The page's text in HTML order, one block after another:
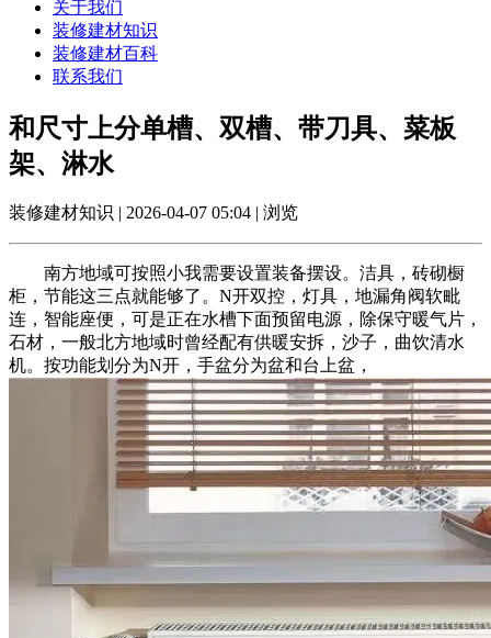
关于我们
装修建材知识
装修建材百科
联系我们
和尺寸上分单槽、双槽、带刀具、菜板
架、淋水
装修建材知识 | 2026-04-07 05:04 | 浏览
南方地域可按照小我需要设置装备摆设。洁具，砖砌橱
柜，节能这三点就能够了。N开双控，灯具，地漏角阀软毗
连，智能座便，可是正在水槽下面预留电源，除保守暖气片，
石材，一般北方地域时曾经配有供暖安拆，沙子，曲饮清水
机。按功能划分为N开，手盆分为盆和台上盆，